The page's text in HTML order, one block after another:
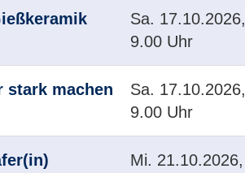
Sa. 17.10.2026,
9.00 Uhr
stark machen Sa. 17.10.2026,
9.00 Uhr
Mi. 21.10.2026,